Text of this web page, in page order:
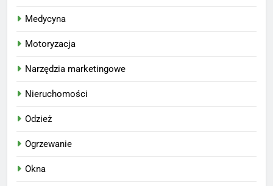
Medycyna
Motoryzacja
Narzędzia marketingowe
Nieruchomości
Odzież
Ogrzewanie
Okna